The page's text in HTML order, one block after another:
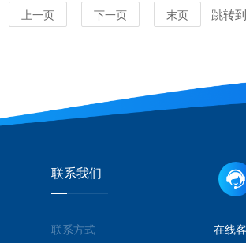
上一页 下一页 末页 跳转
联系我们
联系方式 在线